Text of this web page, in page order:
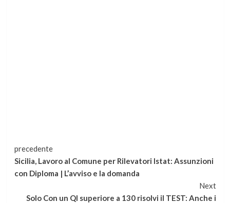
Continua
a
leggere
precedente
Sicilia, Lavoro al Comune per Rilevatori Istat: Assunzioni
con Diploma | L’avviso e la domanda
Next
Solo Con un QI superiore a 130 risolvi il TEST: Anche i